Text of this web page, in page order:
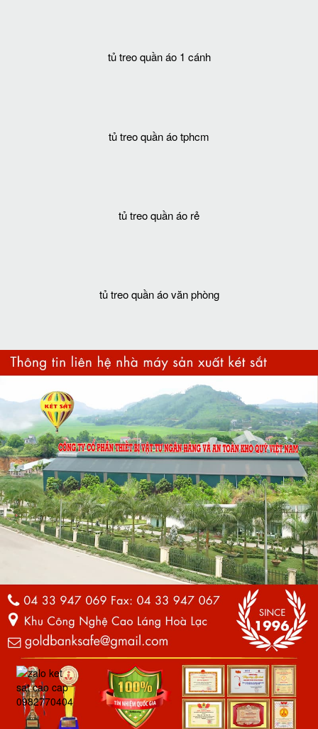
tủ treo quần áo 1 cánh
tủ treo quần áo tphcm
tủ treo quần áo rẻ
tủ treo quần áo văn phòng